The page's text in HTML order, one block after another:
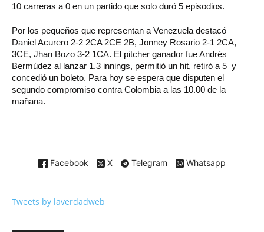
10 carreras a 0 en un partido que solo duró 5 episodios.
Por los pequeños que representan a Venezuela destacó
Daniel Acurero 2-2 2CA 2CE 2B, Jonney Rosario 2-1 2CA,
3CE, Jhan Bozo 3-2 1CA. El pitcher ganador fue Andrés
Bermúdez al lanzar 1.3 innings, permitió un hit, retiró a 5 y
concedió un boleto. Para hoy se espera que disputen el
segundo compromiso contra Colombia a las 10.00 de la
mañana.
Facebook X Telegram Whatsapp
Tweets by laverdadweb